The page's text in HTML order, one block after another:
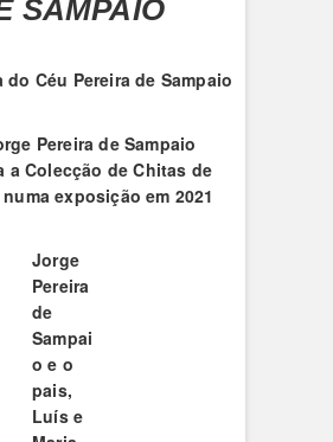
SAMPAIO
do Céu Pereira de Sampaio
Pereira de Sampaio
a Colecção de Chitas de
exposição em 2021
Jorge
Pereira
de
Sampai
o e o
pais,
Luís e